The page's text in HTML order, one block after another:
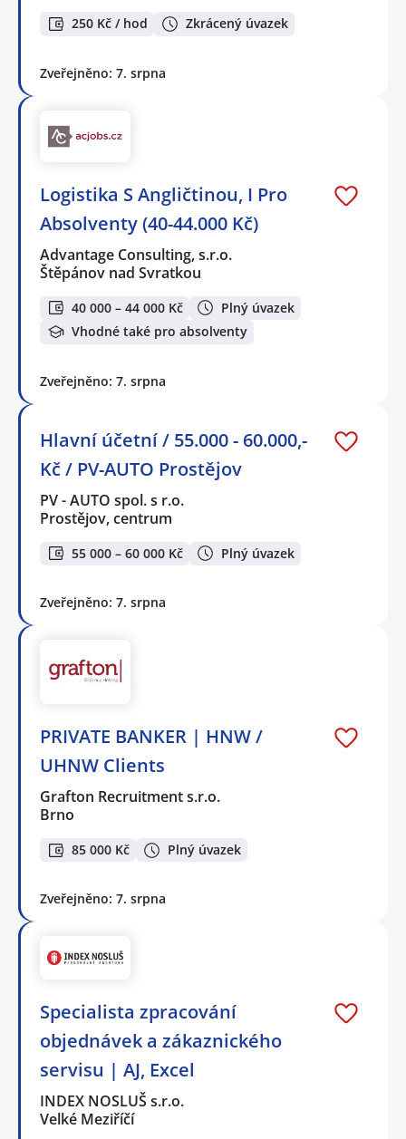
250 Kč / hod Zkrácený úvazek
Zveřejněno: 7. srpna
Logistika S Angličtinou, I Pro
Absolventy (40-44.000 Kč)
Advantage Consulting, s.r.o.
Štěpánov nad Svratkou
40 000 – 44 000 Kč
Plný úvazek
Vhodné také pro absolventy
Zveřejněno: 7. srpna
Hlavní účetní / 55.000 - 60.000,-
Kč / PV-AUTO Prostějov
PV - AUTO spol. s r.o.
Prostějov, centrum
55 000 – 60 000 Kč Plný úvazek
Zveřejněno: 7. srpna
PRIVATE BANKER | HNW /
UHNW Clients
Grafton Recruitment s.r.o.
Brno
85 000 Kč Plný úvazek
Zveřejněno: 7. srpna
Specialista zpracování
objednávek a zákaznického
servisu | AJ, Excel
INDEX NOSLUŠ s.r.o.
Velké Meziříčí